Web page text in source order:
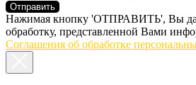
Отправить
Нажимая кнопку 'ОТПРАВИТЬ', Вы
обработку, представленной Вами
Соглашения об обработке